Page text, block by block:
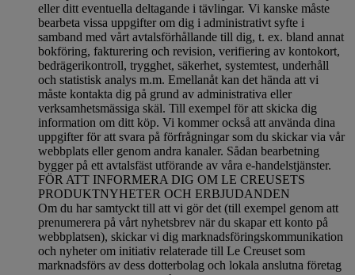
eller ditt eventuella deltagande i tävlingar. Vi kanske måste
bearbeta vissa uppgifter om dig i administrativt syfte i
samband med vårt avtalsförhållande till dig, t. ex. bland annat
bokföring, fakturering och revision, verifiering av kontokort,
bedrägerikontroll, trygghet, säkerhet, systemtest, underhåll
och statistisk analys m.m. Emellanåt kan det hända att vi
måste kontakta dig på grund av administrativa eller
verksamhetsmässiga skäl. Till exempel för att skicka dig
information om ditt köp. Vi kommer också att använda dina
uppgifter för att svara på förfrågningar som du skickar via vår
webbplats eller genom andra kanaler. Sådan bearbetning
bygger på ett avtalsfäst utförande av våra e-handelstjänster.
FÖR ATT INFORMERA DIG OM LE CREUSETS
PRODUKTNYHETER OCH ERBJUDANDEN
Om du har samtyckt till att vi gör det (till exempel genom att
prenumerera på vårt nyhetsbrev när du skapar ett konto på
webbplatsen), skickar vi dig marknadsföringskommunikation
och nyheter om initiativ relaterade till Le Creuset som
marknadsförs av dess dotterbolag och lokala anslutna företag